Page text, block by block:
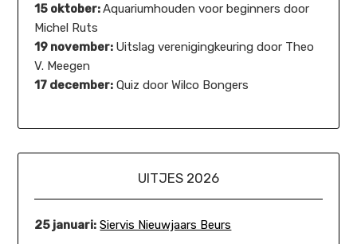
15 oktober:Aquariumhouden voor beginners door
Michel Ruts
19 november: Uitslag verenigingkeuring door Theo
V. Meegen
17 december: Quiz door Wilco Bongers
UITJES 2026
25 januari: Siervis Nieuwjaars Beurs